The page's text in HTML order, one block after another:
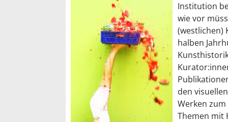
Institution
wie vor
(westlichen)
halben
den
Werken
Themen mit